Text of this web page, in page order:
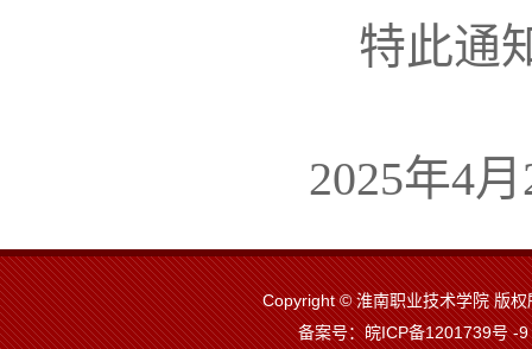
特此通
2025年4
Copyright © 淮南职业技术学院 版
备案号：皖ICP备1201739号 -9